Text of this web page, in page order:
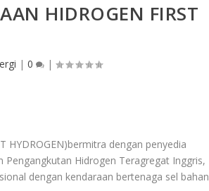
HIDROGEN FIRST
|0 |
HYDROGEN)bermitra dengan penyedia
Hidrogen Teragregat Inggris,
dengan kendaraan bertenaga sel bahan